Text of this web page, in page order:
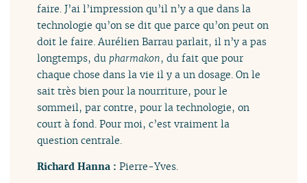
faire. J’ai l’impression qu’il n’y a que dans la
technologie qu’on se dit que parce qu’on peut on
doit le faire. Aurélien Barrau parlait, il n’y a pas
longtemps, du pharmakon, du fait que pour
chaque chose dans la vie il y a un dosage. On le
sait très bien pour la nourriture, pour le
sommeil, par contre, pour la technologie, on
court à fond. Pour moi, c’est vraiment la
question centrale.
Richard Hanna :Pierre-Yves.